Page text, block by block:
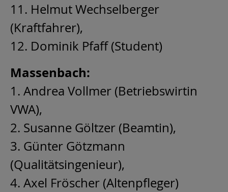
11. Helmut Wechselberger
(Kraftfahrer),
12. Dominik Pfaff (Student)
Massenbach:
1. Andrea Vollmer (Betriebswirtin
VWA),
2. Susanne Göltzer (Beamtin),
3. Günter Götzmann
(Qualitätsingenieur),
4. Axel Fröscher (Altenpfleger)